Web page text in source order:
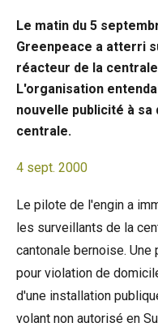
Le matin du 5
Greenpeace a atterri
réacteur de la
L'organisation
nouvelle publicité à
centrale.
4 sept. 2000
Le pilote de l'engin a
les surveillants de la
cantonale bernoise.
pour violation de
d'une installation
volant non autorisé en